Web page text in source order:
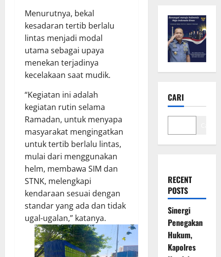
Menurutnya, bekal
kesadaran tertib berlalu
lintas menjadi modal
utama sebagai upaya
menekan terjadinya
kecelakaan saat mudik.
“Kegiatan ini adalah
kegiatan rutin selama
Ramadan, untuk menyapa
masyarakat mengingatkan
untuk tertib berlalu lintas,
mulai dari menggunakan
helm, membawa SIM dan
STNK, melengkapi
kendaraan sesuai dengan
standar yang ada dan tidak
ugal-ugalan,” katanya.
CARI
RECENT
POSTS
Sinergi
Penegakan
Hukum,
Kapolres